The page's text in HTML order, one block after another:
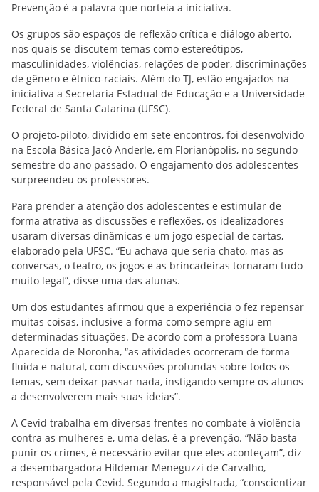
Prevenção é a palavra que norteia a iniciativa.
Os grupos são espaços de reflexão crítica e diálogo aberto,
nos quais se discutem temas como estereótipos,
masculinidades, violências, relações de poder, discriminações
de gênero e étnico-raciais. Além do TJ, estão engajados na
iniciativa a Secretaria Estadual de Educação e a Universidade
Federal de Santa Catarina (UFSC).
O projeto-piloto, dividido em sete encontros, foi desenvolvido
na Escola Básica Jacó Anderle, em Florianópolis, no segundo
semestre do ano passado. O engajamento dos adolescentes
surpreendeu os professores.
Para prender a atenção dos adolescentes e estimular de
forma atrativa as discussões e reflexões, os idealizadores
usaram diversas dinâmicas e um jogo especial de cartas,
elaborado pela UFSC. “Eu achava que seria chato, mas as
conversas, o teatro, os jogos e as brincadeiras tornaram tudo
muito legal”, disse uma das alunas.
Um dos estudantes afirmou que a experiência o fez repensar
muitas coisas, inclusive a forma como sempre agiu em
determinadas situações. De acordo com a professora Luana
Aparecida de Noronha, “as atividades ocorreram de forma
fluida e natural, com discussões profundas sobre todos os
temas, sem deixar passar nada, instigando sempre os alunos
a desenvolverem mais suas ideias”.
A Cevid trabalha em diversas frentes no combate à violência
contra as mulheres e, uma delas, é a prevenção. “Não basta
punir os crimes, é necessário evitar que eles aconteçam”, diz
a desembargadora Hildemar Meneguzzi de Carvalho,
responsável pela Cevid. Segundo a magistrada, “conscientizar